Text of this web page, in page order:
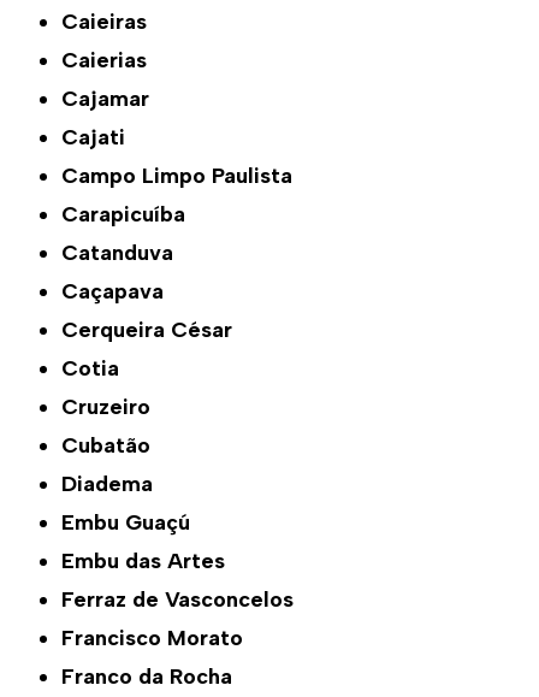
Caieiras
Caierias
Cajamar
Cajati
Campo Limpo Paulista
Carapicuíba
Catanduva
Caçapava
Cerqueira César
Cotia
Cruzeiro
Cubatão
Diadema
Embu Guaçú
Embu das Artes
Ferraz de Vasconcelos
Francisco Morato
Franco da Rocha